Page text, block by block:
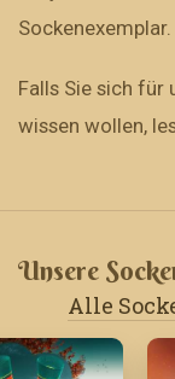
Sockenexemplar.
Falls Sie sich für
wissen wollen,
Unsere
Alle